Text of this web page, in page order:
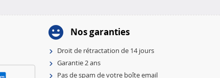
Nos garanties
Droit de rétractation de 14 jours
Garantie 2 ans
Pas de spam de votre boîte email